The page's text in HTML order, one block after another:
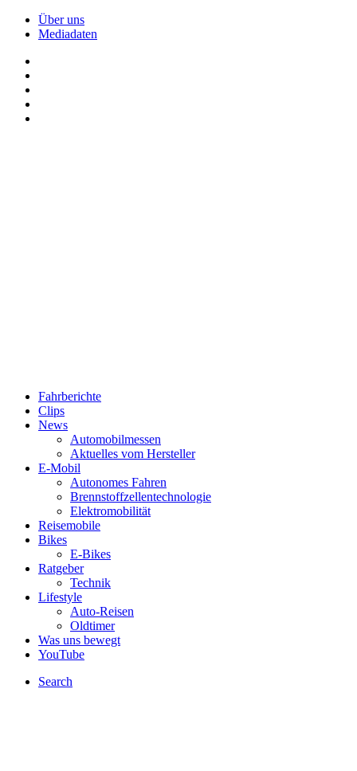
Über uns
Mediadaten
Fahrberichte
Clips
News
Automobilmessen
Aktuelles vom Hersteller
E-Mobil
Autonomes Fahren
Brennstoffzellentechnologie
Elektromobilität
Reisemobile
Bikes
E-Bikes
Ratgeber
Technik
Lifestyle
Auto-Reisen
Oldtimer
Was uns bewegt
YouTube
Search